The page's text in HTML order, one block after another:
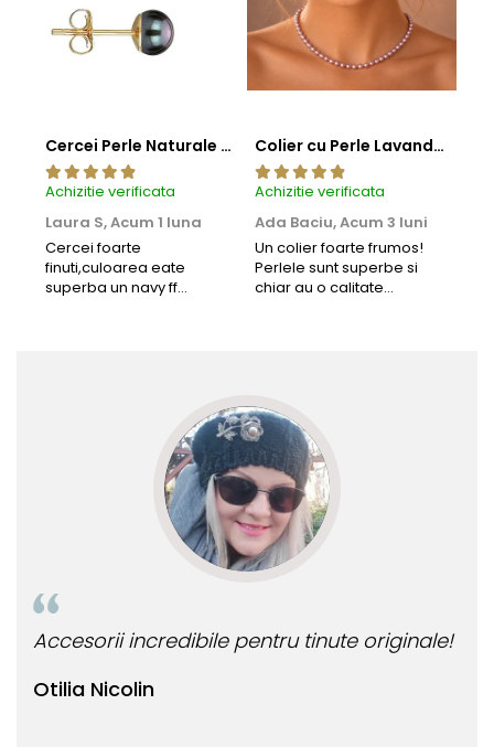
Cercei Perle Naturale Negre 5-6 mm, Buton AAA, Aur 14K (aur 585), Tip Șurub | KASKADDA®
Achizitie verificata
Laura S,Acum 1 luna
Cercei foarte
finuti,culoarea eate
superba un navy ff
Colier cu Perle Lavanda la Baza Gatului, de 4-5 mm, Perle Rare, Calitate AAA+, Aur 14K | KASKADDA®
Achizitie verificata
Ada Baciu,Acum 3 luni
Un colier foarte frumos!
Perlele sunt superbe si
chiar au o calitate
Otilia Nicolin
Accesorii incredibile pentru tinute originale!